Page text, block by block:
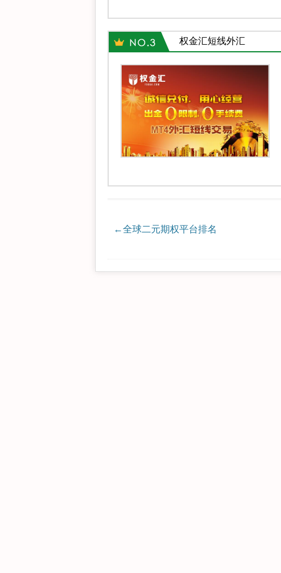
权金汇短线外汇
←全球二元期权平台排名